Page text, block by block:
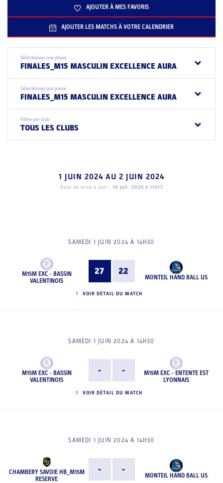
AJOUTER À MES FAVORIS
AJOUTER LES MATCHS À VOTRE CALENDRIER
Sélectionner une phase
FINALES_M15 MASCULIN EXCELLENCE AURA
Sélectionner une poule
FINALES_M15 MASCULIN EXCELLENCE AURA
Filtrer par club
TOUS LES CLUBS
1 JUIN 2024 AU 2 JUIN 2024
Date de mise à jour : 10 juil. 2026 à 11h17
SAMEDI 1 JUIN 2024 À 14H30
M15M EXC - BASSIN
VALENTINOIS
27 22
MONTEIL HAND BALL US
VOIR DÉTAIL DU MATCH
SAMEDI 1 JUIN 2024 À 14H30
M15M EXC - BASSIN
VALENTINOIS
- -
M15M EXC - ENTENTE EST
LYONNAIS
VOIR DÉTAIL DU MATCH
SAMEDI 1 JUIN 2024 À 14H30
CHAMBERY SAVOIE HB_M15M
RESERVE
- -
MONTEIL HAND BALL US